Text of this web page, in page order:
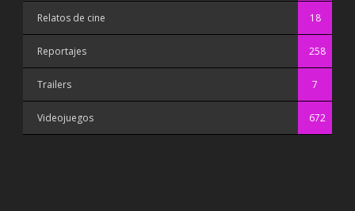
Relatos de cine 18
Reportajes 258
Trailers 7
Videojuegos 672